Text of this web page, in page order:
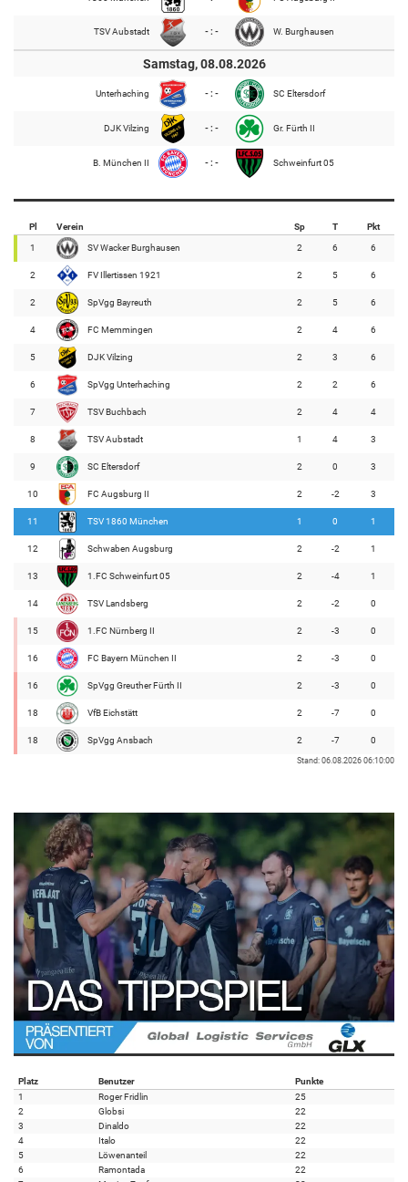
TSV Aubstadt - : - W. Burghausen
Samstag, 08.08.2026
Unterhaching - : - SC Eltersdorf
DJK Vilzing - : - Gr. Fürth II
B. München II - : - Schweinfurt 05
Pl Verein Sp T Pkt
1 SV Wacker Burghausen 2 6 6
2 FV Illertissen 1921 2 5 6
2 SpVgg Bayreuth 2 5 6
4 FC Memmingen 2 4 6
5 DJK Vilzing 2 3 6
6 SpVgg Unterhaching 2 2 6
7 TSV Buchbach 2 4 4
8 TSV Aubstadt 1 4 3
9 SC Eltersdorf 2 0 3
10 FC Augsburg II 2 -2 3
11 TSV 1860 München 1 0 1
12 Schwaben Augsburg 2 -2 1
13 1.FC Schweinfurt 05 2 -4 1
14 TSV Landsberg 2 -2 0
15 1.FC Nürnberg II 2 -3 0
16 FC Bayern München II 2 -3 0
16 SpVgg Greuther Fürth II 2 -3 0
18 VfB Eichstätt 2 -7 0
18 SpVgg Ansbach 2 -7 0
Stand: 06.08.2026 06:10:00
Platz Benutzer
Punkte
1
Roger Fridlin
25
2
Globsi
22
3
Dinaldo
22
4
Italo
22
5
Löwenanteil
22
6
Ramontada
22